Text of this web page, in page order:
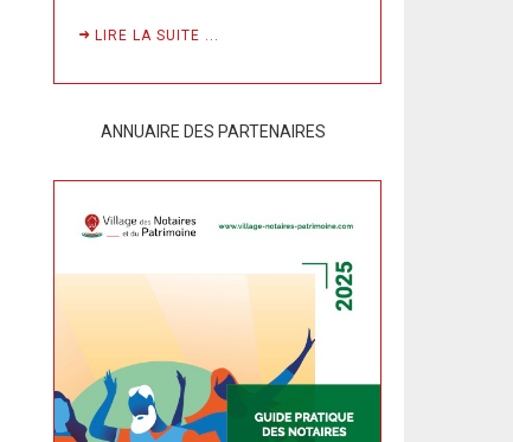
LIRE LA SUITE ...
ANNUAIRE DES PARTENAIRES